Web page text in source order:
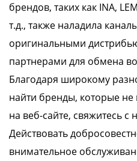
брендов, таких как INA,
т.д., также наладила
оригинальными
партнерами для обмена
Благодаря широкому
найти бренды, которые не
на веб-сайте, свяжитесь с
Действовать
внимательное